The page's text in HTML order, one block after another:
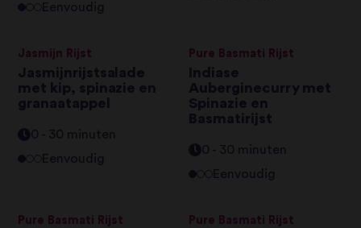
Eenvoudig
Jasmijn Rijst
Jasmijnrijstsalade
met kip, spinazie en
granaatappel
0 - 30 minuten
Eenvoudig
Pure Basmati Rijst
Indiase
Auberginecurry met
Spinazie en
Basmatirijst
0 - 30 minuten
Eenvoudig
Pure Basmati Rijst Pure Basmati Rijst